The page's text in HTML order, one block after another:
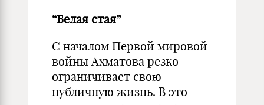
“Белая стая”
С началом Первой мировой
войны Ахматова резко
ограничивает свою
публичную жизнь. В это